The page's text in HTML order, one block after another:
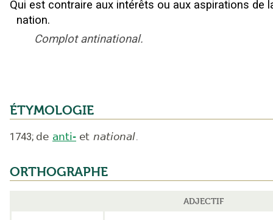
Qui est contraire aux intérêts ou aux aspirations de
nation.
Complot antinational.
ÉTYMOLOGIE
1743; de anti- et national.
ORTHOGRAPHE
ADJECTIF